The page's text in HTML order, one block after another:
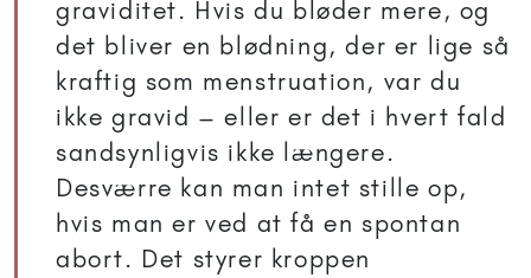
graviditet. Hvis du bløder mere, og
det bliver en blødning, der er lige så
kraftig som menstruation, var du
ikke gravid – eller er det i hvert fald
sandsynligvis ikke længere.
Desværre kan man intet stille op,
hvis man er ved at få en spontan
abort. Det styrer kroppen